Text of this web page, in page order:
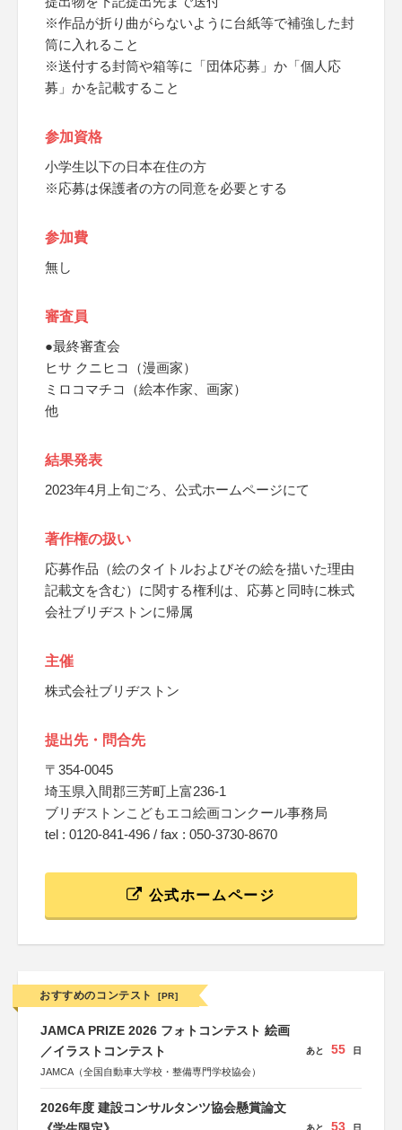
※作品が折り曲がらないように台紙等で補強した封
筒に入れること
※送付する封筒や箱等に「団体応募」か「個人応
募」かを記載すること
参加資格
小学生以下の日本在住の方
※応募は保護者の方の同意を必要とする
参加費
無し
審査員
●最終審査会
ヒサ クニヒコ（漫画家）
ミロコマチコ（絵本作家、画家）
他
結果発表
2023年4月上旬ごろ、公式ホームページにて
著作権の扱い
応募作品（絵のタイトルおよびその絵を描いた理由
記載文を含む）に関する権利は、応募と同時に株式
会社ブリヂストンに帰属
主催
株式会社ブリヂストン
提出先・問合先
〒354-0045
埼玉県入間郡三芳町上富236-1
ブリヂストンこどもエコ絵画コンクール事務局
tel : 0120-841-496 / fax : 050-3730-8670
公式ホームページ
おすすめのコンテスト [PR]
JAMCA PRIZE 2026 フォトコンテスト 絵画
／イラストコンテスト
JAMCA（全国自動車大学校・整備専門学校協会）
あと 55 日
2026年度 建設コンサルタンツ協会懸賞論文
あと 53 日